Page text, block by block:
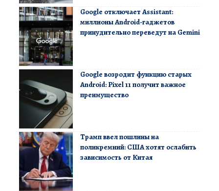
Google отключает Assistant:
миллионы Android-гаджетов
принудительно переведут на Gemini
Google возродит функцию старых
Android: Pixel 11 получит важное
преимущество
Трамп ввел пошлины на
поликремний: США хотят ослабить
зависимость от Китая